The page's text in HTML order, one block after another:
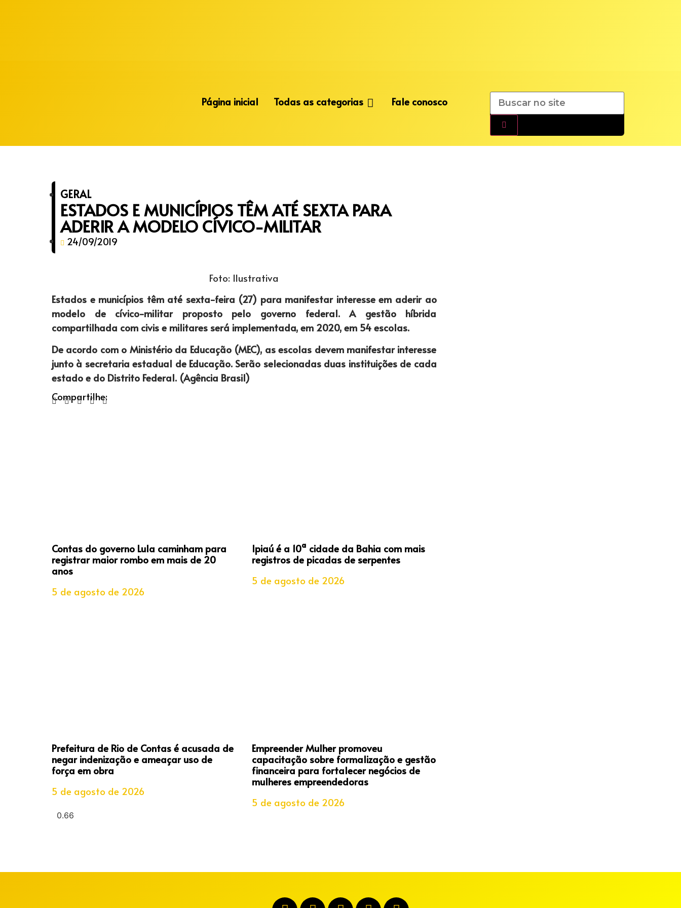
Página inicial Todas as categorias Fale conosco
GERAL
ESTADOS E MUNICÍPIOS TÊM ATÉ SEXTA PARA
ADERIR A MODELO CÍVICO-MILITAR
24/09/2019
Foto: Ilustrativa
Estados e municípios têm até sexta-feira (27) para manifestar interesse em aderir ao
modelo de cívico-militar proposto pelo governo federal. A gestão híbrida
compartilhada com civis e militares será implementada, em 2020, em 54 escolas.
De acordo com o Ministério da Educação (MEC), as escolas devem manifestar interesse
junto à secretaria estadual de Educação. Serão selecionadas duas instituições de cada
estado e do Distrito Federal. (Agência Brasil)
Compartilhe:
Contas do governo Lula caminham para
registrar maior rombo em mais de 20
anos
5 de agosto de 2026
Ipiaú é a 10ª cidade da Bahia com mais
registros de picadas de serpentes
5 de agosto de 2026
Prefeitura de Rio de Contas é acusada de
negar indenização e ameaçar uso de
força em obra
5 de agosto de 2026
Empreender Mulher promoveu
capacitação sobre formalização e gestão
financeira para fortalecer negócios de
mulheres empreendedoras
5 de agosto de 2026